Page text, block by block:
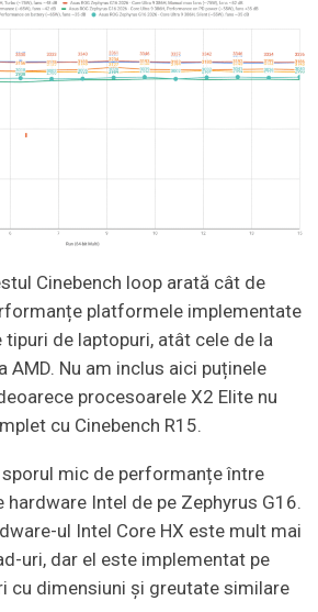
Cinebench loop arată cât de
platformele implementate
de laptopuri, atât cele de la
AMD. Nu am inclus aici puținele
procesoarele X2 Elite nu
cu Cinebench R15.
mic de performanțe între
Intel de pe Zephyrus G16.
ul Intel Core HX este mult mai
uri, dar el este implementat pe
cu dimensiuni și greutate similare